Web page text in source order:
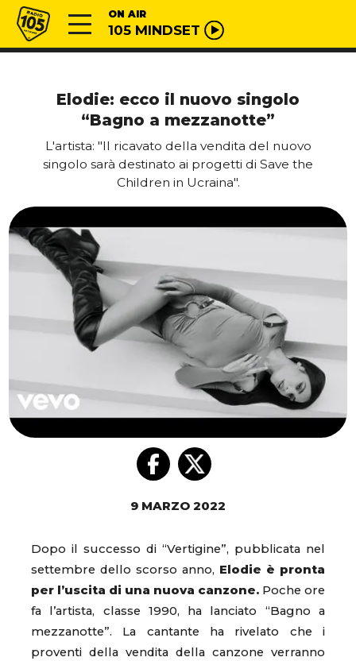
Vai al contenuto
Radio 105 ON AIR
105 MINDSET
Elodie: ecco il nuovo singolo
“Bagno a mezzanotte”
L'artista: "Il ricavato della vendita del nuovo
singolo sarà destinato ai progetti di Save the
Children in Ucraina".
9 MARZO 2022
Dopo il successo di “Vertigine”, pubblicata nel
settembre dello scorso anno, Elodie è pronta
per l’uscita di una nuova canzone. Poche ore
fa l’artista, classe 1990, ha lanciato “Bagno a
mezzanotte”. La cantante ha rivelato che i
proventi della vendita della canzone verranno